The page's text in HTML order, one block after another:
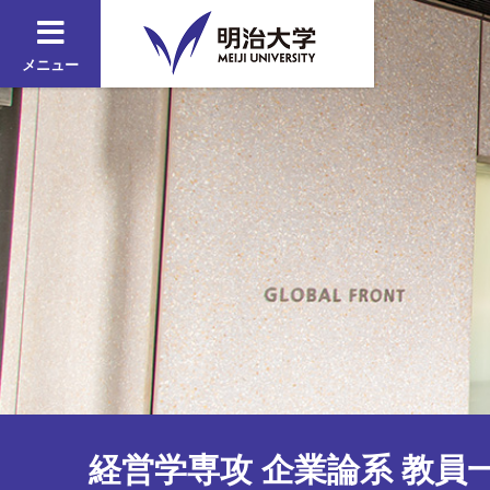
メニュー
経営学専攻 企業論系 教員